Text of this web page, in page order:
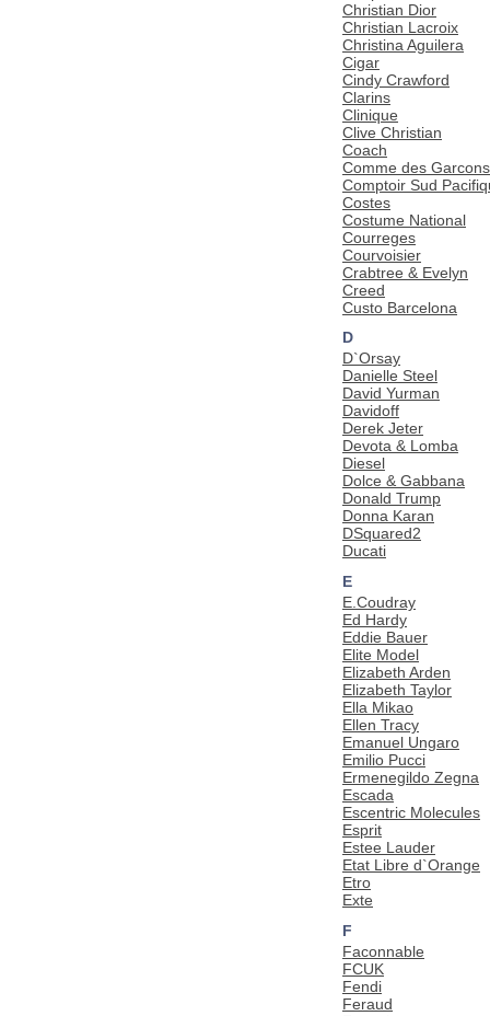
Christian Dior
Christian Lacroix
Christina Aguilera
Cigar
Cindy Crawford
Clarins
Clinique
Clive Christian
Coach
Comme des Garcons
Comptoir Sud
Costes
Costume National
Courreges
Courvoisier
Crabtree & Evelyn
Creed
Custo Barcelona
D
D`Orsay
Danielle Steel
David Yurman
Davidoff
Derek Jeter
Devota & Lomba
Diesel
Dolce & Gabbana
Donald Trump
Donna Karan
DSquared2
Ducati
E
E.Coudray
Ed Hardy
Eddie Bauer
Elite Model
Elizabeth Arden
Elizabeth Taylor
Ella Mikao
Ellen Tracy
Emanuel Ungaro
Emilio Pucci
Ermenegildo Zegna
Escada
Escentric Molecules
Esprit
Estee Lauder
Etat Libre d`Orange
Etro
Exte
F
Faconnable
FCUK
Fendi
Feraud